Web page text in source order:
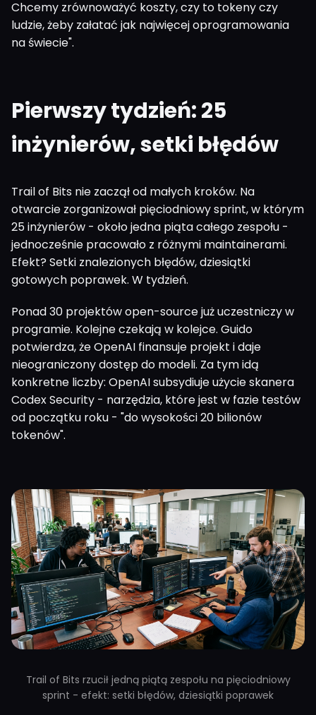
Chcemy zrównoważyć koszty, czy to tokeny czy
ludzie, żeby załatać jak najwięcej oprogramowania
na świecie".
Pierwszy tydzień: 25
inżynierów, setki błędów
Trail of Bits nie zaczął od małych kroków. Na
otwarcie zorganizował pięciodniowy sprint, w którym
25 inżynierów - około jedna piąta całego zespołu -
jednocześnie pracowało z różnymi maintainerami.
Efekt? Setki znalezionych błędów, dziesiątki
gotowych poprawek. W tydzień.
Ponad 30 projektów open-source już uczestniczy w
programie. Kolejne czekają w kolejce. Guido
potwierdza, że OpenAI finansuje projekt i daje
nieograniczony dostęp do modeli. Za tym idą
konkretne liczby: OpenAI subsydiuje użycie skanera
Codex Security - narzędzia, które jest w fazie testów
od początku roku - "do wysokości 20 bilionów
tokenów".
Trail of Bits rzucił jedną piątą zespołu na pięciodniowy
sprint - efekt: setki błędów, dziesiątki poprawek